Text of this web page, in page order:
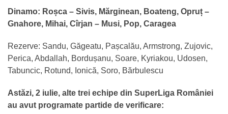
Dinamo: Roșca – Sivis, Mărginean, Boateng, Opruț –
Gnahore, Mihai, Cîrjan – Musi, Pop, Caragea
Rezerve: Sandu, Găgeatu, Pașcalău, Armstrong, Zujovic,
Perica, Abdallah, Bordușanu, Soare, Kyriakou, Udosen,
Tabuncic, Rotund, Ionică, Soro, Bărbulescu
Astăzi, 2 iulie, alte trei echipe din SuperLiga României
au avut programate partide de verificare: